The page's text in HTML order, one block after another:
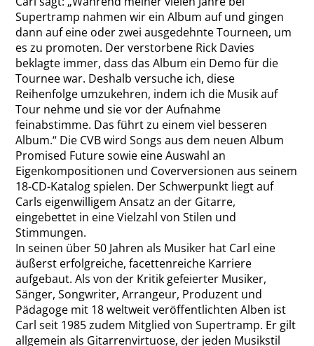
Supertramp nahmen wir ein Album auf und gingen
dann auf eine oder zwei ausgedehnte Tourneen, um
es zu promoten. Der verstorbene Rick Davies
beklagte immer, dass das Album ein Demo für die
Tournee war. Deshalb versuche ich, diese
Reihenfolge umzukehren, indem ich die Musik auf
Tour nehme und sie vor der Aufnahme
feinabstimme. Das führt zu einem viel besseren
Album.“ Die CVB wird Songs aus dem neuen Album
Promised Future sowie eine Auswahl an
Eigenkompositionen und Coverversionen aus seinem
18-CD-Katalog spielen. Der Schwerpunkt liegt auf
Carls eigenwilligem Ansatz an der Gitarre,
eingebettet in eine Vielzahl von Stilen und
Stimmungen.
In seinen über 50 Jahren als Musiker hat Carl eine
äußerst erfolgreiche, facettenreiche Karriere
aufgebaut. Als von der Kritik gefeierter Musiker,
Sänger, Songwriter, Arrangeur, Produzent und
Pädagoge mit 18 weltweit veröffentlichten Alben ist
Carl seit 1985 zudem Mitglied von Supertramp. Er gilt
allgemein als Gitarrenvirtuose, der jeden Musikstil